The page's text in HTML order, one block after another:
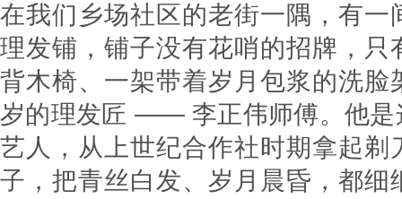
在我们乡场社区的老街一隅，有一
理发铺，铺子没有花哨的招牌，只
背木椅、一架带着岁月包浆的洗脸
岁的理发匠 —— 李正伟师傅。他是
艺人，从上世纪合作社时期拿起剃
子，把青丝白发、岁月晨昏，都细